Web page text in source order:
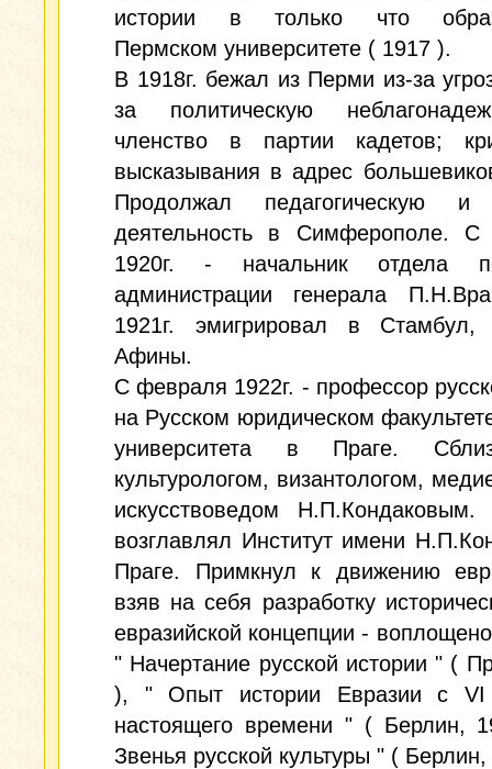
истории в только что
Пермском университете ( 1917 ).
В 1918г. бежал из Перми из-за
за политическую
членство в партии кадетов;
высказывания в адрес
Продолжал педагогическую и
деятельность в Симферополе. С
1920г. - начальник отдела
администрации генерала
1921г. эмигрировал в
Афины.
С февраля 1922г. - профессор
на Русском юридическом
университета в Праге.
культурологом, византологом,
искусствоведом
возглавлял Институт имени
Праге. Примкнул к движению
взяв на себя разработку
евразийской концепции -
" Начертание русской истории " (
), " Опыт истории Евразии с
настоящего времени " ( Берлин,
Звенья русской культуры " (